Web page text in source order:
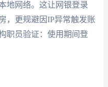
地网络。这让网银登录
，更规避因IP异常触发账
职员验证：使用期间登